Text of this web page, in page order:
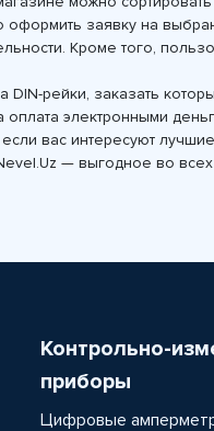
заявку на
Кроме того,
DIN-рейки, заказать
оплата электронными
вас интересуют
— выгодное во
Контрольно-
приборы
Цифровые